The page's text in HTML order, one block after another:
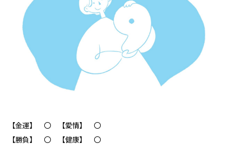
【金運】 〇 【愛情】 〇
【勝負】 〇 【健康】 〇